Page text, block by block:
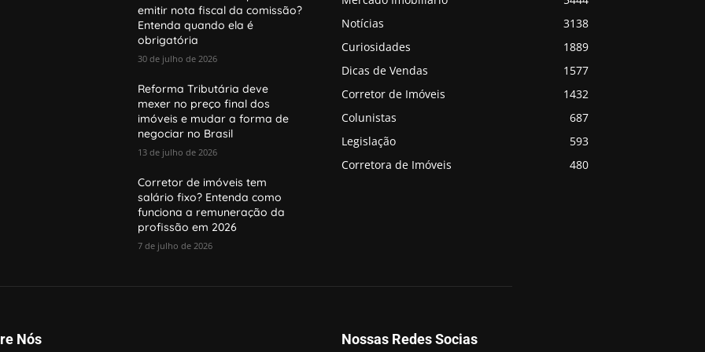
emitir nota fiscal da comissão?
Entenda quando ela é
obrigatória
30 de julho de 2026
Reforma Tributária deve
mexer no preço final dos
imóveis e mudar a forma de
negociar no Brasil
13 de julho de 2026
Corretor de imóveis tem
salário fixo? Entenda como
funciona a remuneração da
profissão em 2026
7 de julho de 2026
Notícias
3138
Curiosidades
1889
Dicas de Vendas
1577
Corretor de Imóveis
1432
Colunistas
687
Legislação
593
Corretora de Imóveis
480
Nós Nossas Redes Socias